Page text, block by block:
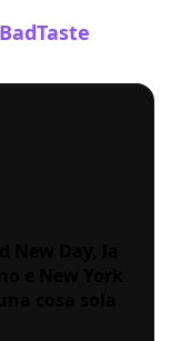
New Day, la
e New York